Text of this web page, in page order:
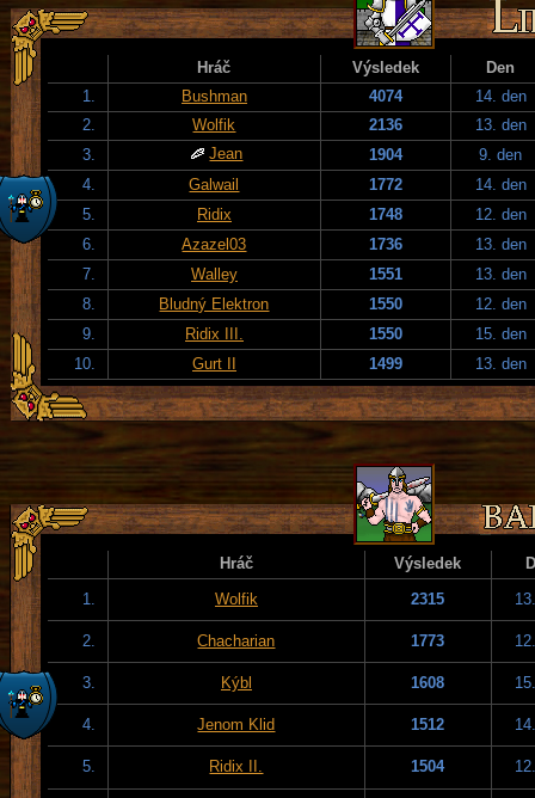
Hráč Výsledek
Den
1.
Bushman 4074
14. den
2.
Wolfik 2136
13. den
3.
Jean 1904
9. den
4.
Galwail 1772
14. den
5.
Ridix 1748
12. den
6.
Azazel03 1736
13. den
7.
Walley 1551
13. den
8.
Bludný Elektron 1550
12. den
9.
Ridix III. 1550
15. den
10.
Gurt II 1499 13. den
Hráč Výsledek
1.
Wolfik 2315
2. Chacharian 1773
3. Kýbl 1608
4. Jenom Klid 1512
5. Ridix II. 1504